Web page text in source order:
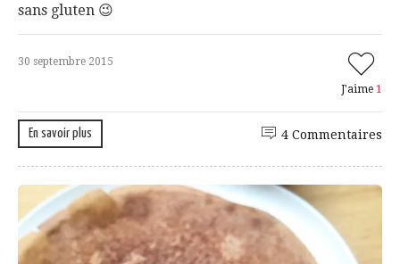
sans gluten 😉
30 septembre 2015
J'aime 1
En savoir plus 4 Commentaires